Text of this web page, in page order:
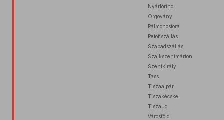
Nyárlőrinc
Orgovány
Pálmonostora
Petőfiszállás
Szabadszállás
Szalkszentmárton
Szentkirály
Tass
Tiszaalpár
Tiszakécske
Tiszaug
Városföld